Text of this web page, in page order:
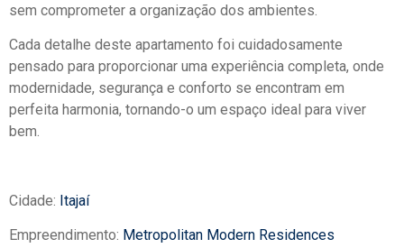
sem comprometer a organização dos ambientes.
Cada detalhe deste apartamento foi cuidadosamente
pensado para proporcionar uma experiência completa, onde
modernidade, segurança e conforto se encontram em
perfeita harmonia, tornando-o um espaço ideal para viver
bem.
Cidade: Itajaí
Empreendimento: Metropolitan Modern Residences